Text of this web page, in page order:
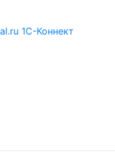
1С-Коннект